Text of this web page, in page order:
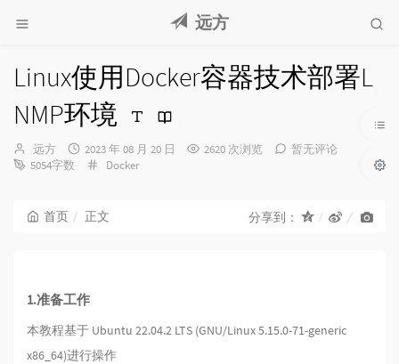
远方
Linux使用Docker容器技术部署L
NMP环境
博
主：
远方
发
布
2023 年 08 月 20 日 2620 次浏览
暂无评论
5054字数
分
Docker
首页 正文 分享到：
1.准备工作
本教程基于 Ubuntu 22.04.2 LTS (GNU/Linux 5.15.0-71-generic
x86_64)进行操作